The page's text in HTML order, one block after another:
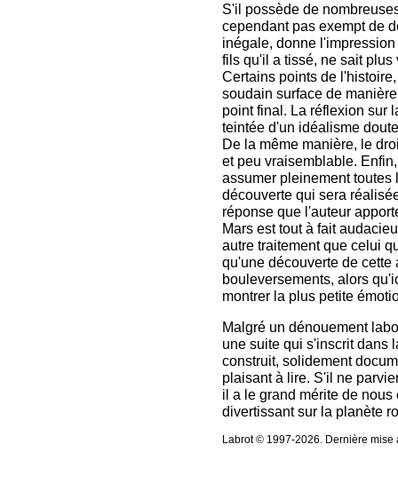
S'il possède de
cependant pas exempt de
inégale, donne
fils qu'il a tissé, ne sait
Certains points de
soudain surface de
point final. La réflexion sur
teintée d'un idéalisme
De la même manière, le
et peu vraisemblable.
assumer pleinement
découverte qui sera
réponse que l'auteur
Mars est tout à fait
autre traitement que celui
qu'une découverte de
bouleversements, alors
montrer la plus petite
Malgré un dénouement
une suite qui s'inscrit dans
construit, solidement
plaisant à lire. S'il ne
il a le grand mérite de
divertissant sur la planète
Labrot © 1997-2026. Dernière mise